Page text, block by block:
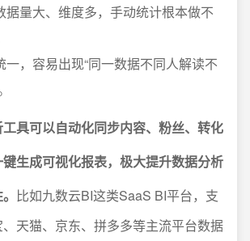
据量大、维度多，手动统计根本做不
一，容易出现“同一数据不同人解读不
具可以自动化同步内容、粉丝、转化
生成可视化报表，极大提升数据分析
比如九数云BI这类SaaS BI平台，支
天猫、京东、拼多多等主流平台数据